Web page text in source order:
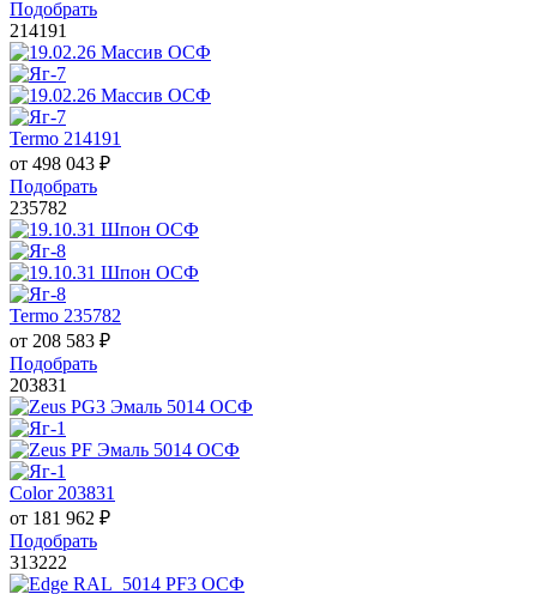
Подобрать
214191
Termo 214191
от 498 043 ₽
Подобрать
235782
Termo 235782
от 208 583 ₽
Подобрать
203831
Color 203831
от 181 962 ₽
Подобрать
313222